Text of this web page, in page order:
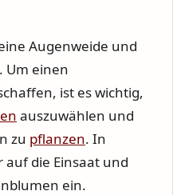
Augenweide und
Um einen
ist es wichtig,
auszuwählen und
zu pflanzen. In
die Einsaat und
ein.